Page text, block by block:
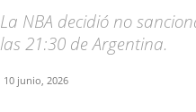
La NBA decidió no
las 21:30 de Argentina.
10 junio, 2026